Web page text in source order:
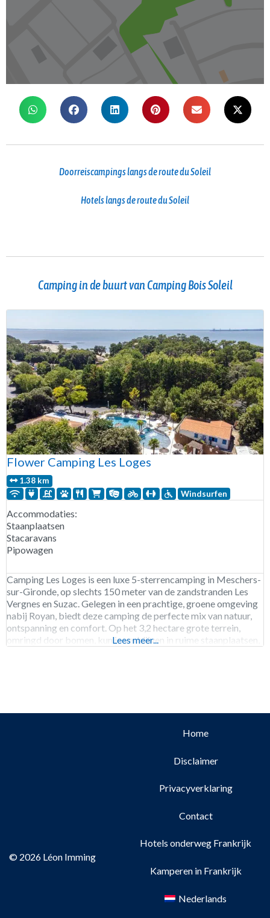
Doorreiscampings langs de route du Soleil
Hotels langs de route du Soleil
Camping in de buurt van Camping Bois Soleil
Flower Camping Les Loges
1.38 km
Windsurfen
Accommodaties:
Staanplaatsen
Stacaravans
Pipowagen
Camping Les Loges is een luxe 5-sterrencamping in Meschers-
sur-Gironde, op slechts 150 meter van de zandstranden Les
Vergnes en Suzac. Gelegen in een prachtige, groene omgeving
nabij Royan, biedt deze camping de perfecte mix van natuur,
ontspanning en comfort. Op het 3,2 hectare grote terrein,
omringd door bomen, kun je verblijven in ruime staanplaatsen,
Lees meer...
© 2026 Léon Imming
Home
Disclaimer
Privacyverklaring
Contact
Hotels onderweg Frankrijk
Kamperen in Frankrijk
Nederlands